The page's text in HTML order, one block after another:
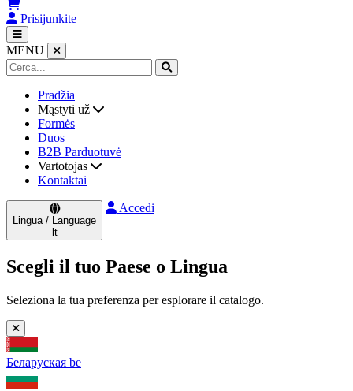
Prisijunkite
MENU
Pradžia
Mąstyti už
Formės
Duos
B2B Parduotuvė
Vartotojas
Kontaktai
Lingua / Language
lt
Accedi
Scegli il tuo Paese o Lingua
Seleziona la tua preferenza per esplorare il catalogo.
Беларуская be